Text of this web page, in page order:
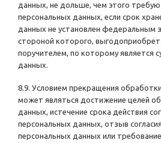
данных, не дольше, чем этого
персональных данных, если срок
данных не установлен федеральным
стороной которого,
поручителем, по которому является
данных.
8.9. Условием прекращения
может являться достижение целей
данных, истечение срока действия
персональных данных, отзыв
персональных данных или